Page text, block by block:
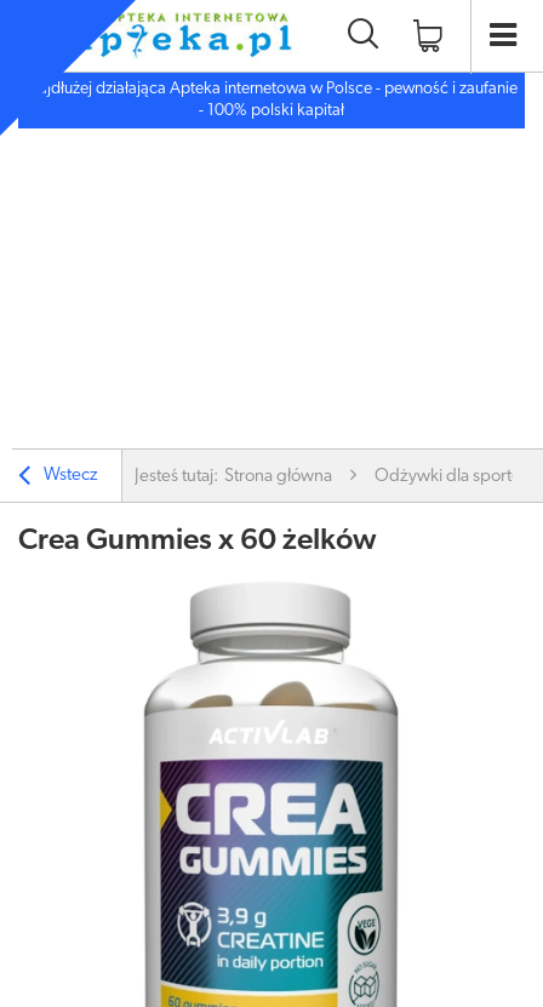
Najdłużej działająca Apteka internetowa w Polsce - pewność i zaufanie
- 100% polski kapitał
Wstecz Jesteś tutaj: Strona główna Odżywki dla
Crea Gummies x 60 żelków